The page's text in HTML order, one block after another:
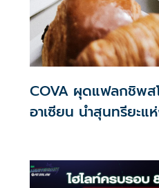
COVA ผุดแฟลกชิพส
อาเซียน นำสุนทรียะแ